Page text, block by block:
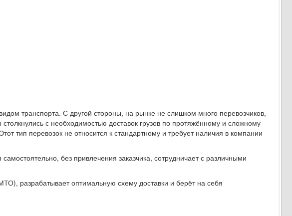
транспорта. С другой стороны, на рынке не слишком много перевозчиков,
с необходимостью доставок грузов по протяжённому и сложному
тип перевозок не относится к стандартному и требует наличия в компании
без привлечения заказчика, сотрудничает с различными
разрабатывает оптимальную схему доставки и берёт на себя